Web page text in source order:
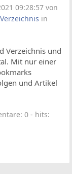
09:28:57 von
in
Verzeichnis und
Mit nur einer
und Artikel
0 - hits: